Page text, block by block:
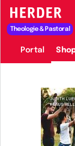
HERDER-MENÜ
Theologie & Pastoral
Portal